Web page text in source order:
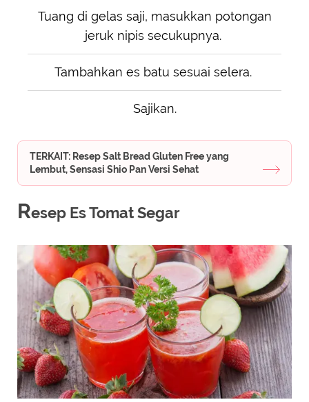
Tuang di gelas saji, masukkan potongan
jeruk nipis secukupnya.
Tambahkan es batu sesuai selera.
Sajikan.
TERKAIT: Resep Salt Bread Gluten Free yang
Lembut, Sensasi Shio Pan Versi Sehat
Resep Es Tomat Segar